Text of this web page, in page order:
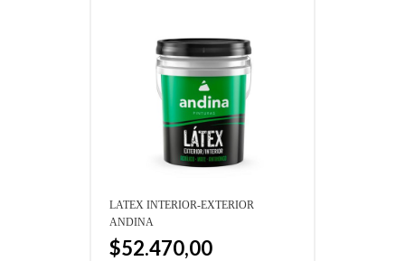
LATEX INTERIOR-EXTERIOR
ANDINA
$52.470,00